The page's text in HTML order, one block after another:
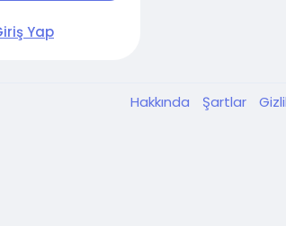
Yap
Hakkında Şartlar